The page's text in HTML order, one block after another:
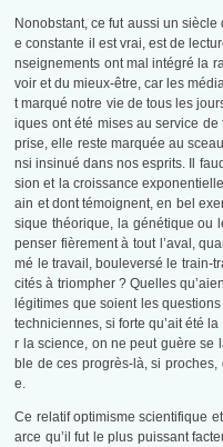
Nonobstant, ce fut aussi un
e constante il est vrai, est de
nseignements ont mal intégré la
voir et du mieux-être, car les
t marqué notre vie de tous les
iques ont été mises au service
prise, elle reste marquée au
nsi insinué dans nos esprits. Il
sion et la croissance
ain et dont témoignent, en bel
sique théorique, la génétique ou
penser fièrement à tout l’aval,
mé le travail, bouleversé le train-
cités à triompher ? Quelles
légitimes que soient les
techniciennes, si forte qu’ait été
r la science, on ne peut guère se
ble de ces progrès-là, si proches,
e.
Ce relatif optimisme scientifique
arce qu’il fut le plus puissant